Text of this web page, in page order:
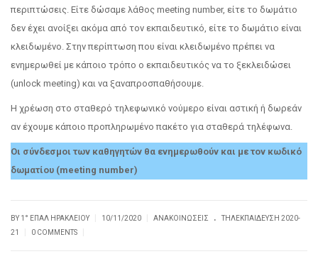
περιπτώσεις. Είτε δώσαμε λάθος meeting number, είτε το δωμάτιο
δεν έχει ανοίξει ακόμα από τον εκπαιδευτικό, είτε το δωμάτιο είναι
κλειδωμένο. Στην περίπτωση που είναι κλειδωμένο πρέπει να
ενημερωθεί με κάποιο τρόπο ο εκπαιδευτικός να το ξεκλειδώσει
(unlock meeting) και να ξαναπροσπαθήσουμε.
Η χρέωση στο σταθερό τηλεφωνικό νούμερο είναι αστική ή δωρεάν
αν έχουμε κάποιο προπληρωμένο πακέτο για σταθερά τηλέφωνα.
Οι σύνδεσμοι των καθηγητών θα ενημερωθούν και με τον κωδικό
δωματίου (meeting number)
BY1° ΕΠΑΛ ΗΡΑΚΛΕΊΟΥ 10/11/2020 ΑΝΑΚΟΙΝΏΣΕΙΣ .
ΤΗΛΕΚΠΑΊΔΕΥΣΗ 2020-
21
0 COMMENTS